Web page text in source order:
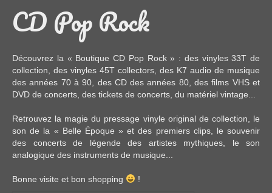
CD Pop Rock
Découvrez la « Boutique CD Pop Rock » : des vinyles 33T de
collection, des vinyles 45T collectors, des K7 audio de musique
des années 70 à 90, des CDdes années 80, desfilms VHS et
DVD de concerts, des tickets de concerts , du matériel vintage
Retrouvez la magie du pressage vinyle original de collection, le
son de la « Belle Époque » et des premiers clips, le souvenir
des concerts de légende des artistes mythiques, le son
analogique des instruments de musique...
Bonne visite et bon shopping !